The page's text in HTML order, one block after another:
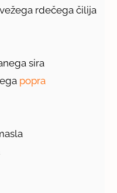
rdečega čilija
sira
popra